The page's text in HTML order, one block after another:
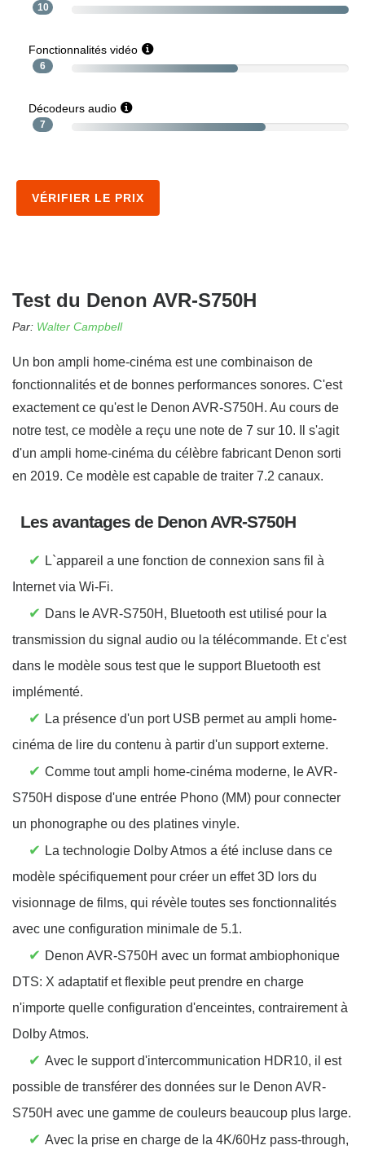
10
Fonctionnalités vidéo
6
Décodeurs audio
7
VÉRIFIER LE PRIX
Test du Denon AVR-S750H
Par: Walter Campbell
Un bon ampli home-cinéma est une combinaison de
fonctionnalités et de bonnes performances sonores. C'est
exactement ce qu'est le Denon AVR-S750H. Au cours de
notre test, ce modèle a reçu une note de 7 sur 10. Il s'agit
d'un ampli home-cinéma du célèbre fabricant Denon sorti
en 2019. Ce modèle est capable de traiter 7.2 canaux.
Les avantages de Denon AVR-S750H
✔ L`appareil a une fonction de connexion sans fil à
Internet via Wi-Fi.
✔ Dans le AVR-S750H, Bluetooth est utilisé pour la
transmission du signal audio ou la télécommande. Et c'est
dans le modèle sous test que le support Bluetooth est
implémenté.
✔ La présence d'un port USB permet au ampli home-
cinéma de lire du contenu à partir d'un support externe.
✔ Comme tout ampli home-cinéma moderne, le AVR-
S750H dispose d'une entrée Phono (MM) pour connecter
un phonographe ou des platines vinyle.
✔ La technologie Dolby Atmos a été incluse dans ce
modèle spécifiquement pour créer un effet 3D lors du
visionnage de films, qui révèle toutes ses fonctionnalités
avec une configuration minimale de 5.1.
✔ Denon AVR-S750H avec un format ambiophonique
DTS: X adaptatif et flexible peut prendre en charge
n'importe quelle configuration d'enceintes, contrairement à
Dolby Atmos.
✔ Avec le support d'intercommunication HDR10, il est
possible de transférer des données sur le Denon AVR-
S750H avec une gamme de couleurs beaucoup plus large.
✔ Avec la prise en charge de la 4K/60Hz pass-through,